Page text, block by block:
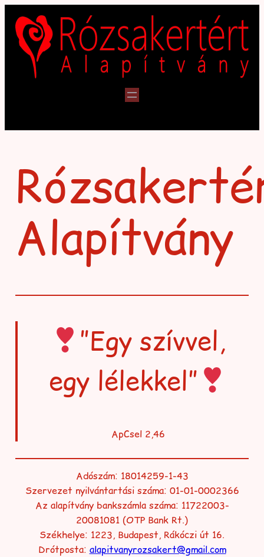
tartalomhoz
Alapítvány
”Egy szívvel,
egy lélekkel”
ApCsel 2,46
Adószám: 18014259-1-43
Szervezet nyilvántartási száma: 01-01-0002366
Az alapítvány bankszámla száma: 11722003-
20081081 (OTP Bank Rt.)
Székhelye: 1223, Budapest, Rákóczi út 16.
Drótposta: alapitvanyrozsakert@gmail.com